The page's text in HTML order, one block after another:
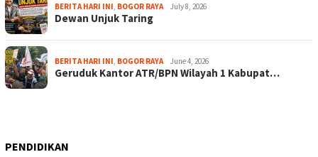
BERITA HARI INI, BOGOR RAYA July 8, 2026
Dewan Unjuk Taring
BERITA HARI INI, BOGOR RAYA June 4, 2026
Geruduk Kantor ATR/BPN Wilayah 1 Kabupat…
PENDIDIKAN